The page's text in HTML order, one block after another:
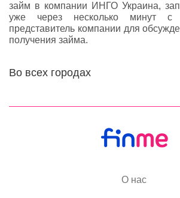
займ в компании ИНГО Украина,
уже через несколько минут с
представитель компании для
получения займа.
Во всех городах
О нас